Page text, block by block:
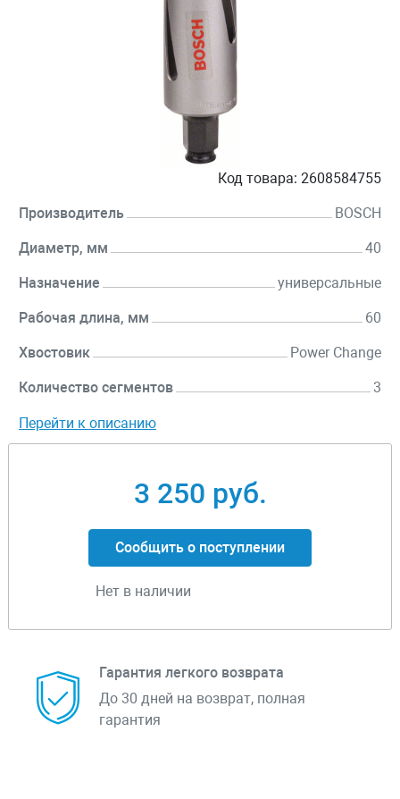
Код товара: 2608584755
Производитель BOSCH
Диаметр, мм 40
Назначение универсальные
Рабочая длина, мм 60
Хвостовик Power Change
Количество сегментов 3
Перейти к описанию
3 250 руб.
Сообщить о поступлении
Нет в наличии
Гарантия легкого возврата
До 30 дней на возврат, полная
гарантия